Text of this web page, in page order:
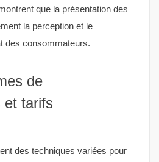
que la présentation des
la perception et le
des consommateurs.
de
et tarifs
des techniques variées pour